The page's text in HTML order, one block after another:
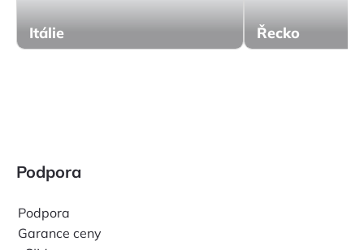
Itálie Řecko
Podpora
Podpora
Garance ceny